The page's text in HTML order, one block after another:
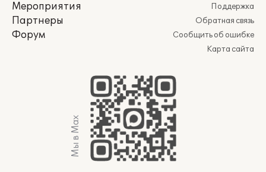
Мероприятия
Партнеры
Форум
Поддержка
Обратная связь
Сообщить об ошибке
Карта сайта
Мы в Max